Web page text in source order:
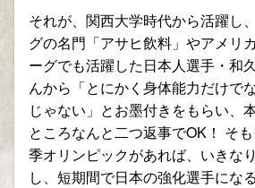
それが、関西大学時代から活躍し
グの名門「アサヒ飲料」やアメリ
ーグでも活躍した日本人選手・和
んから「とにかく身体能力だけで
じゃない」とお墨付きをもらい、
ところなんと二つ返事でOK！ そ
季オリンピックがあれば、いきな
し、短期間で日本の強化選手にな